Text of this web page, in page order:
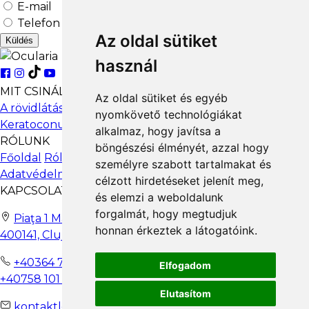
Az oldal sütiket
használ
Az oldal sütiket és egyéb
nyomkövető technológiákat
alkalmaz, hogy javítsa a
böngészési élményét, azzal hogy
személyre szabott tartalmakat és
célzott hirdetéseket jelenít meg,
és elemzi a weboldalunk
forgalmát, hogy megtudjuk
honnan érkeztek a látogatóink.
Elfogadom
Elutasítom
Clinica Focus
Dr. Liora Radu/ Dr. Bivol Maria
Strada Cuza Voda 28, Focsani
0040744236287
www.clinicafocus.ro
Optometrica Visual Focsani
Opt Nistor Petrica
Bd. Unirii, 50, Focsani, Vrancea Focsani
0040762169842
ESK OPTICAL CLINIC BY DR SOUFIANE KHABIR
Dr Soufiane Khabir
Bd. Tomis nr. 309 Constanta
0040770289966
Policlinica Apaca
Dr. Anca Maria Pintilei
0040745082684
http://www.rodoctor.ro/
Medlife Favorit
Dr. Cristina Nicolae
E-mail
Telefon
Küldés
MIT CSINÁLUNK
A rövidlátás népbetegsége
Ortokeratológia
Keratoconus
Viselési útmutató
Találj szemorvost
RÓLUNK
Főoldal
Rólunk Szabályzat és eljárások
GDPR
Adatvédelmi politika
KAPCSOLATBA LÉPNI
Piaţa 1 Mai nr. 4-5 |
400141, Cluj-Napoca
+40364 710 270
+40758 101 099